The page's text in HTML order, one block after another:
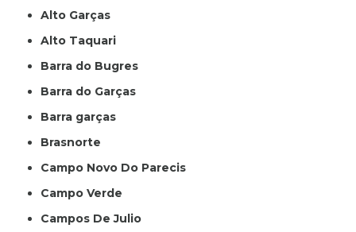
Alto Garças
Alto Taquari
Barra do Bugres
Barra do Garças
Barra garças
Brasnorte
Campo Novo Do Parecis
Campo Verde
Campos De Julio